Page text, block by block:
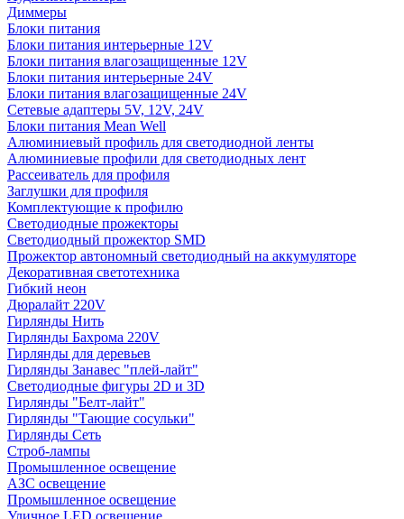
Диммеры
Блоки питания
Блоки питания интерьерные 12V
Блоки питания влагозащищенные 12V
Блоки питания интерьерные 24V
Блоки питания влагозащищенные 24V
Сетевые адаптеры 5V, 12V, 24V
Блоки питания Mean Well
Алюминиевый профиль для светодиодной ленты
Алюминиевые профили для светодиодных лент
Рассеиватель для профиля
Заглушки для профиля
Комплектующие к профилю
Светодиодные прожекторы
Светодиодный прожектор SMD
Прожектор автономный светодиодный на аккумуляторе
Декоративная светотехника
Гибкий неон
Дюралайт 220V
Гирлянды Нить
Гирлянды Бахрома 220V
Гирлянды для деревьев
Гирлянды Занавес "плей-лайт"
Светодиодные фигуры 2D и 3D
Гирлянды "Белт-лайт"
Гирлянды "Тающие сосульки"
Гирлянды Сеть
Строб-лампы
Промышленное освещение
АЗС освещение
Промышленное освещение
Уличное LED освещение